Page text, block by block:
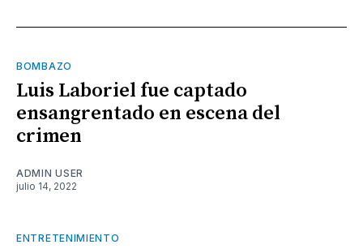
BOMBAZO
Luis Laboriel fue captado
ensangrentado en escena del
crimen
ADMIN USER
julio 14, 2022
ENTRETENIMIENTO